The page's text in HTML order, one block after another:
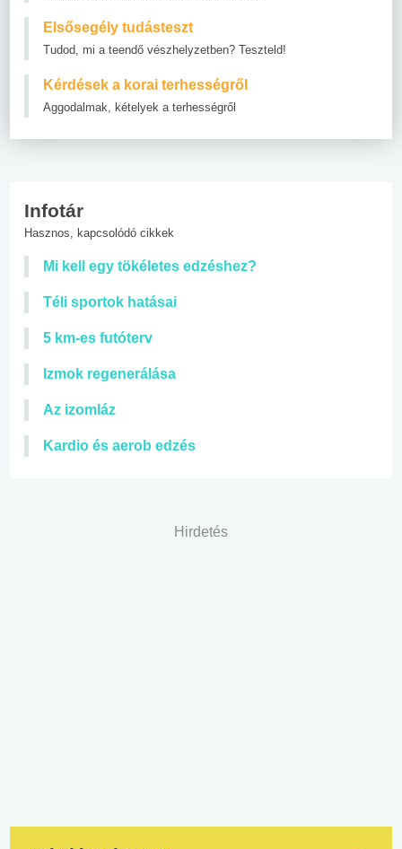
Elsősegély tudásteszt
Tudod, mi a teendő vészhelyzetben? Teszteld!
Kérdések a korai terhességről
Aggodalmak, kételyek a terhességről
Infotár
Hasznos, kapcsolódó cikkek
Mi kell egy tökéletes edzéshez?
Téli sportok hatásai
5 km-es futóterv
Izmok regenerálása
Az izomláz
Kardio és aerob edzés
Hirdetés